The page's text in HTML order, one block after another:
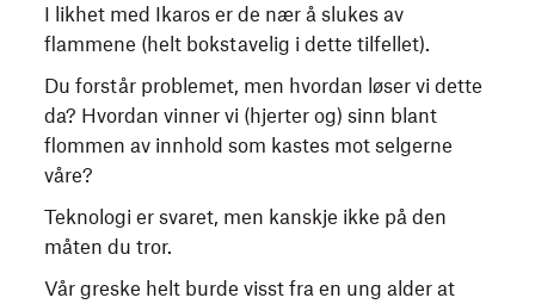
I likhet med Ikaros er de nær å slukes av
flammene (helt bokstavelig i dette tilfellet).
Du forstår problemet, men hvordan løser vi dette
da? Hvordan vinner vi (hjerter og) sinn blant
flommen av innhold som kastes mot selgerne
våre?
Teknologi er svaret, men kanskje ikke på den
måten du tror.
Vår greske helt burde visst fra en ung alder at